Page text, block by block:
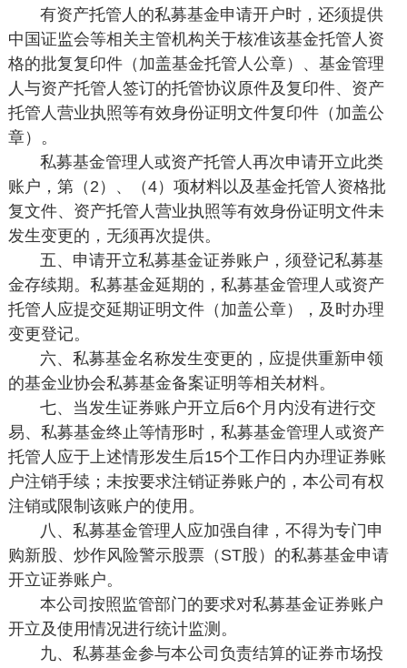
有资产托管人的私募基金申请开户时，还须提供
中国证监会等相关主管机构关于核准该基金托管人资
格的批复复印件（加盖基金托管人公章）、基金管理
人与资产托管人签订的托管协议原件及复印件、资产
托管人营业执照等有效身份证明文件复印件（加盖公
章）。
私募基金管理人或资产托管人再次申请开立此类
账户，第（2）、（4）项材料以及基金托管人资格批
复文件、资产托管人营业执照等有效身份证明文件未
发生变更的，无须再次提供。
五、申请开立私募基金证券账户，须登记私募基
金存续期。私募基金延期的，私募基金管理人或资产
托管人应提交延期证明文件（加盖公章），及时办理
变更登记。
六、私募基金名称发生变更的，应提供重新申领
的基金业协会私募基金备案证明等相关材料。
七、当发生证券账户开立后6个月内没有进行交
易、私募基金终止等情形时，私募基金管理人或资产
托管人应于上述情形发生后15个工作日内办理证券账
户注销手续；未按要求注销证券账户的，本公司有权
注销或限制该账户的使用。
八、私募基金管理人应加强自律，不得为专门申
购新股、炒作风险警示股票（ST股）的私募基金申请
开立证券账户。
本公司按照监管部门的要求对私募基金证券账户
开立及使用情况进行统计监测。
九、私募基金参与本公司负责结算的证券市场投